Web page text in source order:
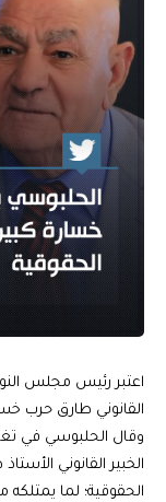
اعتبر رئيس مجلس
القانوني طارق حرب
وقال الحلبوسي في
الخبير القانوني
الحقوقية؛ لما يمتلكه